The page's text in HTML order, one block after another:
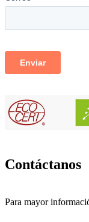
Contáctanos
Para mayor